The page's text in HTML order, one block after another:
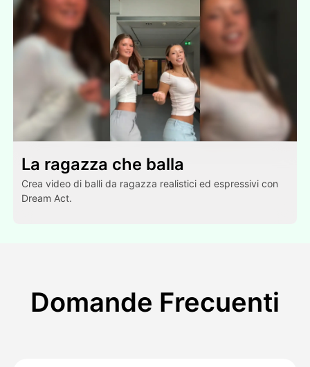
La ragazza che balla
Crea video di balli da ragazza realistici ed espressivi con
Dream Act.
Domande Frecuenti